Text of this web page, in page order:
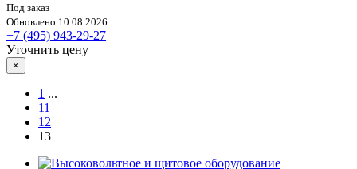
Под заказ
Обновлено 10.08.2026
+7 (495) 943-29-27
Уточнить цену
×
1 ...
11
12
13